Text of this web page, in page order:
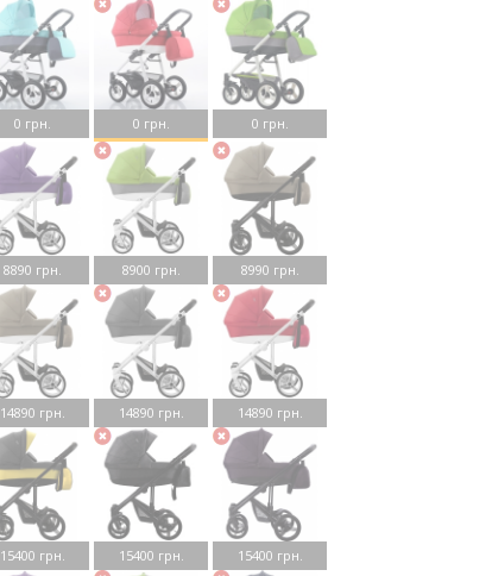
0 грн. 0 грн. 0 грн.
8890 грн. 8900 грн. 8990 грн.
14890 грн. 14890 грн. 14890 грн.
15400 грн. 15400 грн. 15400 грн.